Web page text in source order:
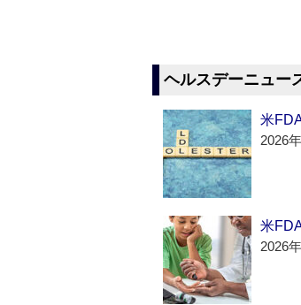
ヘルスデーニュー
米
2026
米
2026